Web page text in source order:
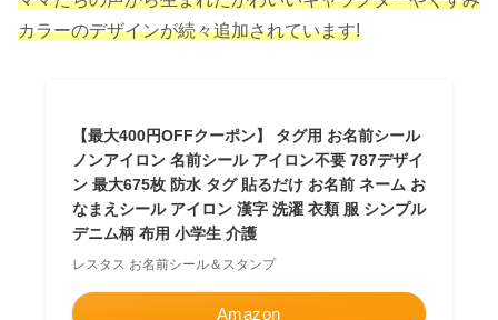
カラーのデザインが続々追加されています!
【最大400円OFFクーポン】 タグ用 お名前シール
ノンアイロン 名前シール アイロン不要 787デザイ
ン 最大675枚 防水 タグ 貼るだけ お名前 ネーム お
なまえシール アイロン 漢字 洗濯 衣類 服 シンプル
デニム柄 布用 小学生 介護
レスタス お名前シール＆スタンプ
Amazon